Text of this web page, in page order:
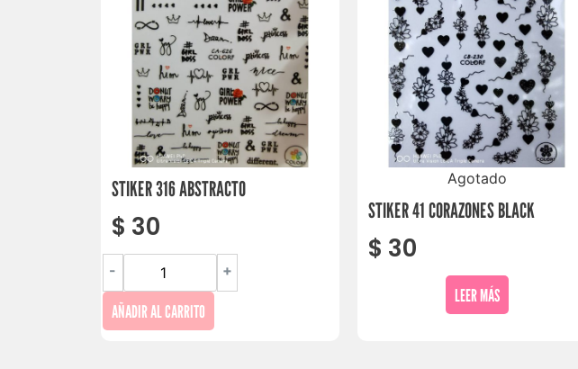
STIKER 316 ABSTRACTO
$ 30
- +
AÑADIR AL CARRITO
Agotado
STIKER 41 CORAZONES BLACK
$ 30
LEER MÁS